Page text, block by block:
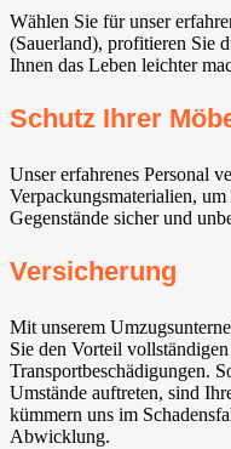
Wählen Sie für unser
(Sauerland), profitieren Sie
Ihnen das Leben leichter
Schutz Ihrer
Unser erfahrenes Personal
Verpackungsmaterialien,
Gegenstände sicher und
Versicherung
Mit unserem
Sie den Vorteil
Transportbeschädigungen.
Umstände auftreten, sind
kümmern uns im
Abwicklung.